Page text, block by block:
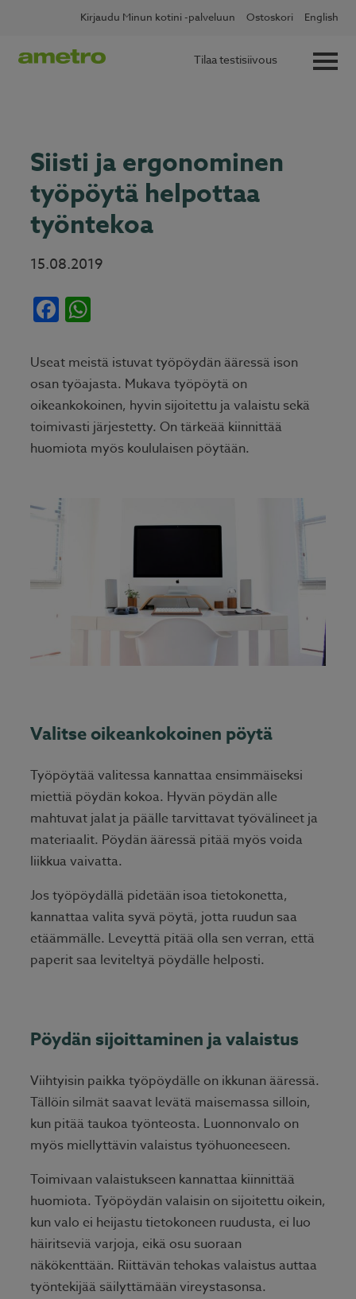
content
Kirjaudu Minun kotini -palveluun Ostoskori English
Tilaa testisiivous
Kotitalousvähennys nyt 60 % Lue lisää ✖
Siisti ja ergonominen
työpöytä helpottaa
työntekoa
15.08.2019
Facebook
Useat meistä istuvat työpöydän ääressä ison
osan työajasta. Mukava työpöytä on
oikeankokoinen, hyvin sijoitettu ja valaistu sekä
toimivasti järjestetty. On tärkeää kiinnittää
huomiota myös koululaisen pöytään.
Valitse oikeankokoinen pöytä
Työpöytää valitessa kannattaa ensimmäiseksi
miettiä pöydän kokoa. Hyvän pöydän alle
mahtuvat jalat ja päälle tarvittavat työvälineet ja
materiaalit. Pöydän ääressä pitää myös voida
liikkua vaivatta.
Jos työpöydällä pidetään isoa tietokonetta,
kannattaa valita syvä pöytä, jotta ruudun saa
etäämmälle. Leveyttä pitää olla sen verran, että
paperit saa leviteltyä pöydälle helposti.
Pöydän sijoittaminen ja valaistus
Viihtyisin paikka työpöydälle on ikkunan ääressä.
Tällöin silmät saavat levätä maisemassa silloin,
kun pitää taukoa työnteosta. Luonnonvalo on
myös miellyttävin valaistus työhuoneeseen.
Toimivaan valaistukseen kannattaa kiinnittää
huomiota. Työpöydän valaisin on sijoitettu oikein,
kun valo ei heijastu tietokoneen ruudusta, ei luo
häiritseviä varjoja, eikä osu suoraan
näkökenttään. Riittävän tehokas valaistus auttaa
työntekijää säilyttämään vireystasonsa.